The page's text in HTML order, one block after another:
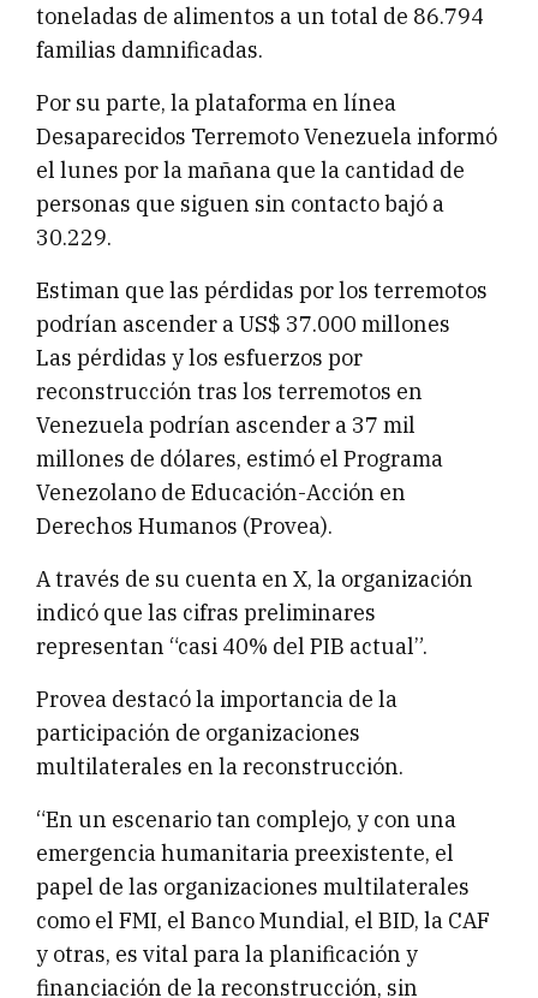
toneladas de alimentos a un total de 86.794
familias damnificadas.
Por su parte, la plataforma en línea
Desaparecidos Terremoto Venezuela informó
el lunes por la mañana que la cantidad de
personas que siguen sin contacto bajó a
30.229.
Estiman que las pérdidas por los terremotos
podrían ascender a US$ 37.000 millones
Las pérdidas y los esfuerzos por
reconstrucción tras los terremotos en
Venezuela podrían ascender a 37 mil
millones de dólares, estimó el Programa
Venezolano de Educación-Acción en
Derechos Humanos (Provea).
A través de su cuenta en X, la organización
indicó que las cifras preliminares
representan “casi 40% del PIB actual”.
Provea destacó la importancia de la
participación de organizaciones
multilaterales en la reconstrucción.
“En un escenario tan complejo, y con una
emergencia humanitaria preexistente, el
papel de las organizaciones multilaterales
como el FMI, el Banco Mundial, el BID, la CAF
y otras, es vital para la planificación y
financiación de la reconstrucción, sin